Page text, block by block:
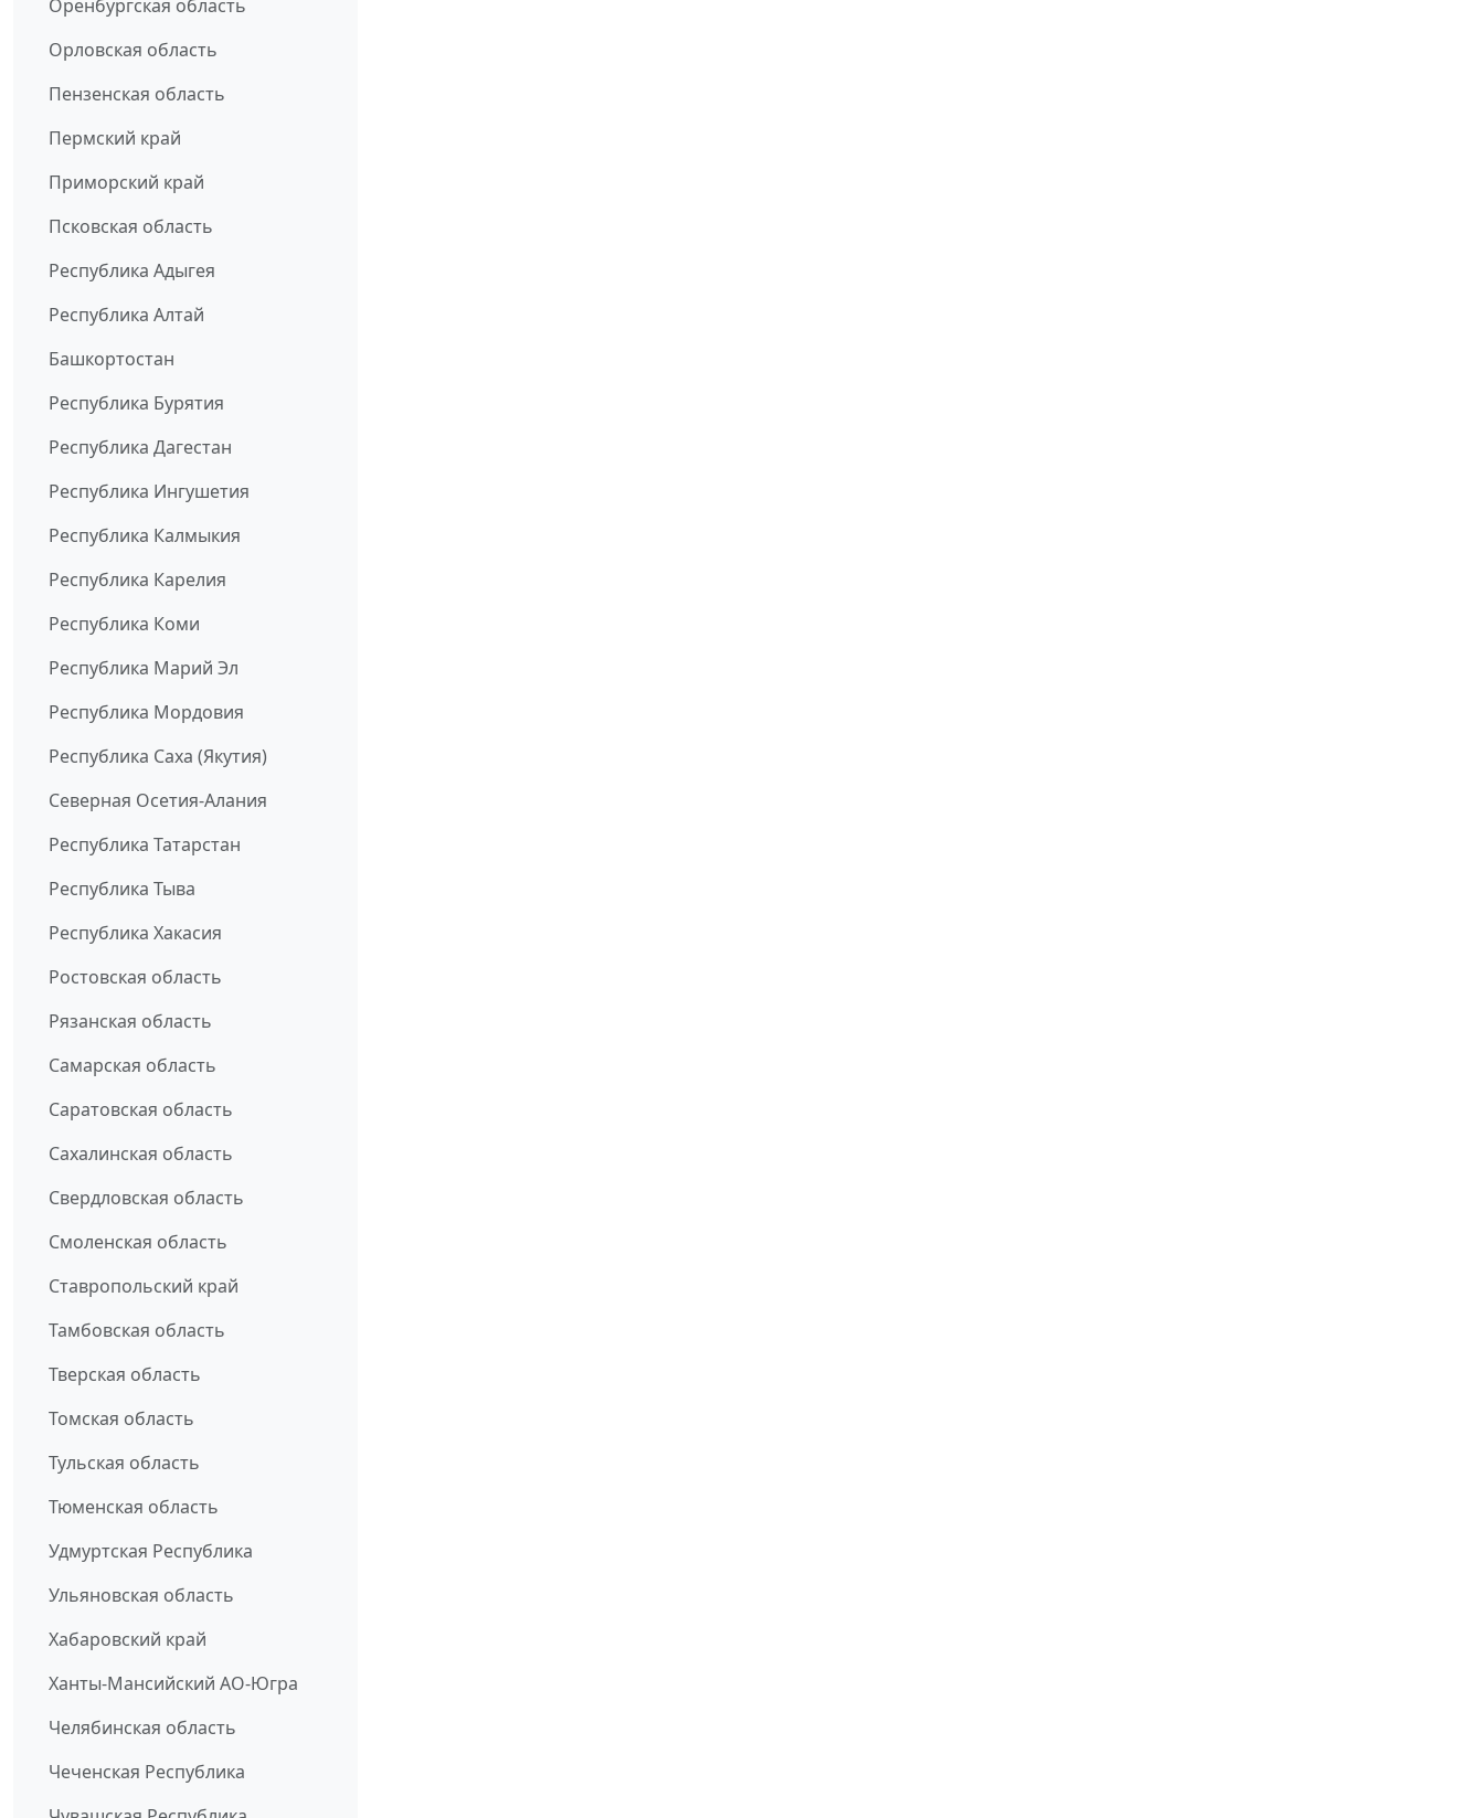
Оренбургская область
Орловская область
Пензенская область
Пермский край
Приморский край
Псковская область
Республика Адыгея
Республика Алтай
Башкортостан
Республика Бурятия
Республика Дагестан
Республика Ингушетия
Республика Калмыкия
Республика Карелия
Республика Коми
Республика Марий Эл
Республика Мордовия
Республика Саха (Якутия)
Северная Осетия-Алания
Республика Татарстан
Республика Тыва
Республика Хакасия
Ростовская область
Рязанская область
Самарская область
Саратовская область
Сахалинская область
Свердловская область
Смоленская область
Ставропольский край
Тамбовская область
Тверская область
Томская область
Тульская область
Тюменская область
Удмуртская Республика
Ульяновская область
Хабаровский край
Ханты-Мансийский АО-Югра
Челябинская область
Чеченская Республика